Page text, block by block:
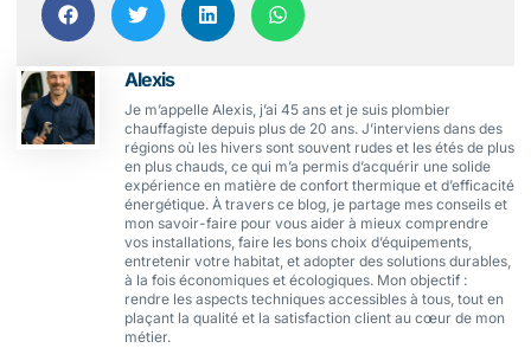
Alexis
Je m’appelle Alexis, j’ai 45 ans et je suis plombier
chauffagiste depuis plus de 20 ans. J’interviens dans des
régions où les hivers sont souvent rudes et les étés de plus
en plus chauds, ce qui m’a permis d’acquérir une solide
expérience en matière de confort thermique et d’efficacité
énergétique. À travers ce blog, je partage mes conseils et
mon savoir-faire pour vous aider à mieux comprendre
vos installations, faire les bons choix d’équipements,
entretenir votre habitat, et adopter des solutions durables,
à la fois économiques et écologiques. Mon objectif :
rendre les aspects techniques accessibles à tous, tout en
plaçant la qualité et la satisfaction client au cœur de mon
métier.